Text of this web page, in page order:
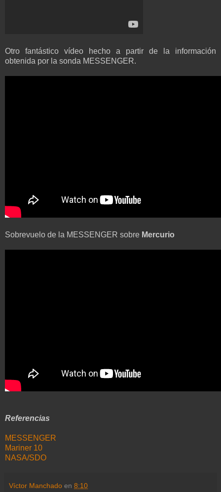
Otro fantástico vídeo hecho a partir de la información
obtenida por la sonda MESSENGER.
Sobrevuelo de la MESSENGER sobre Mercurio
Referencias
MESSENGER
Mariner 10
NASA/SDO
Víctor Manchado en 8:10